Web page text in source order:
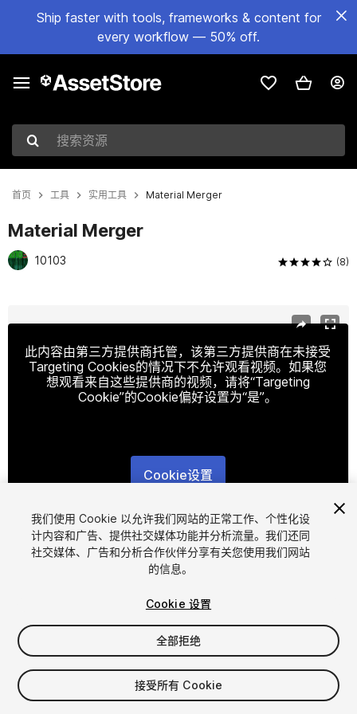
Ship faster with tools, frameworks & content for
every workflow — 50% off.
搜索资源
首页 工具 实用工具 Material Merger
Material Merger
10103 (8)
此内容由第三方提供商托管，该第三方提供商在未接受
Targeting Cookies的情况下不允许观看视频。如果您
想观看来自这些提供商的视频，请将“Targeting
Cookie”的Cookie偏好设置为“是”。
Cookie设置
1/3
$19.95
席位
我们使用 Cookie 以允许我们网站的正常工作、个性化设
计内容和广告、提供社交媒体功能并分析流量。我们还同
社交媒体、广告和分析合作伙伴分享有关您使用我们网站
的信息。
Cookie 设置
全部拒绝
接受所有 Cookie